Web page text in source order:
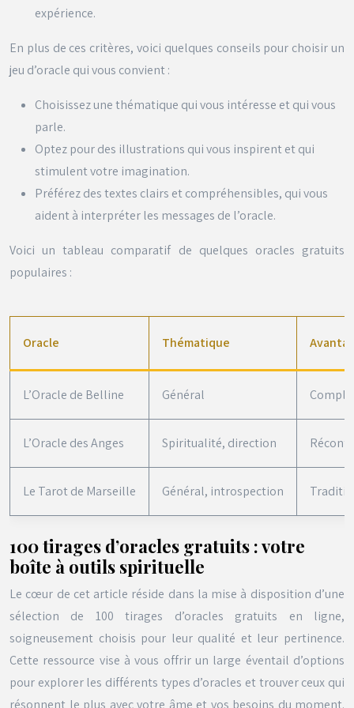
expérience.
En plus de ces critères, voici quelques conseils pour choisir un
jeu d’oracle qui vous convient :
Choisissez une thématique qui vous intéresse et qui vous
parle.
Optez pour des illustrations qui vous inspirent et qui
stimulent votre imagination.
Préférez des textes clairs et compréhensibles, qui vous
aident à interpréter les messages de l’oracle.
Voici un tableau comparatif de quelques oracles gratuits
populaires :
Oracle Thématique
L’Oracle de Belline Général
L’Oracle des Anges Spiritualité, direction
Le Tarot de Marseille Général, introspection
100 tirages d’oracles gratuits : votre
boîte à outils spirituelle
Le cœur de cet article réside dans la mise à disposition d’une
sélection de 100 tirages d’oracles gratuits en ligne,
soigneusement choisis pour leur qualité et leur pertinence.
Cette ressource vise à vous offrir un large éventail d’options
pour explorer les différents types d’oracles et trouver ceux qui
résonnent le plus avec votre âme et vos besoins du moment.